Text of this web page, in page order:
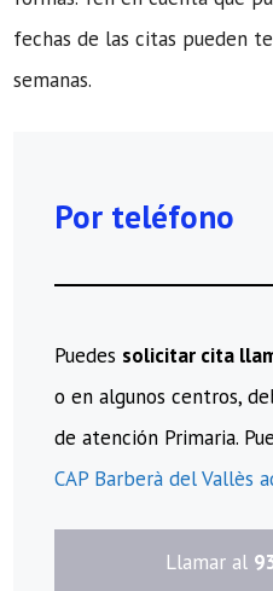
fechas de las citas pueden
semanas.
Por teléfono
Puedes solicitar cita
o en algunos centros,
de atención Primaria.
CAP Barberà del Vallès
​Llamar al